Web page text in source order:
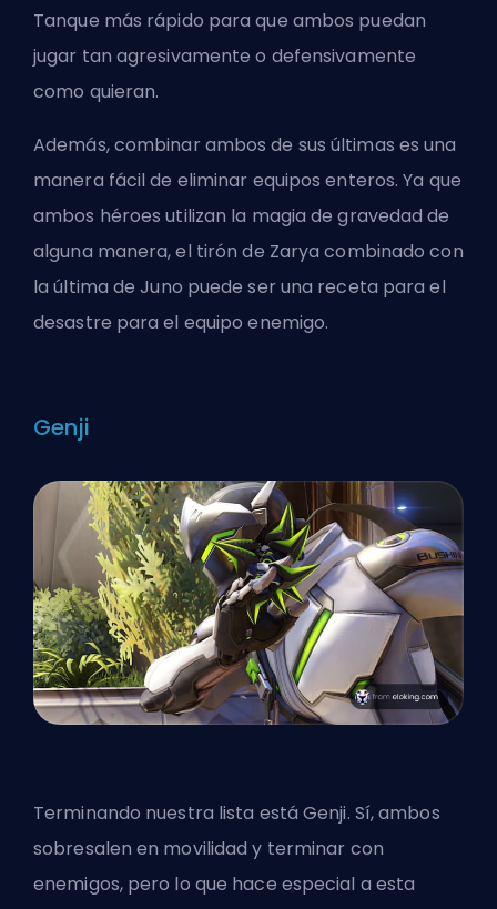
Tanque más rápido para que ambos puedan
jugar tan agresivamente o defensivamente
como quieran.
Además, combinar ambos de sus últimas es una
manera fácil de eliminar equipos enteros. Ya que
ambos héroes utilizan la magia de gravedad de
alguna manera, el tirón de Zarya combinado con
la última de Juno puede ser una receta para el
desastre para el equipo enemigo.
Genji
Terminando nuestra lista está Genji. Sí, ambos
sobresalen en movilidad y terminar con
enemigos, pero lo que hace especial a esta